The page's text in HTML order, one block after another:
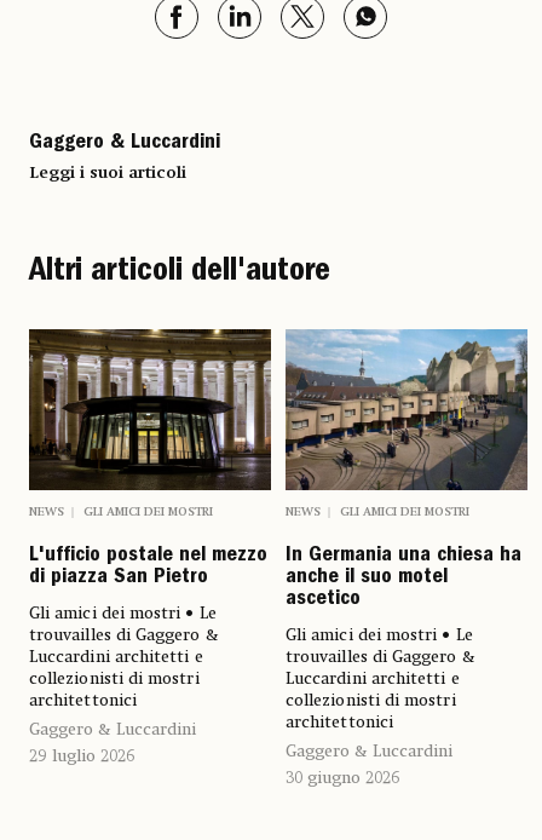
Gaggero & Luccardini
Leggi i suoi articoli
Altri articoli dell'autore
NEWS GLI AMICI DEI MOSTRI
L'ufficio postale nel mezzo
di piazza San Pietro
Gli amici dei mostri • Le
trouvailles di Gaggero &
Luccardini architetti e
collezionisti di mostri
architettonici
Gaggero & Luccardini
29 luglio 2026
NEWS GLI AMICI DEI MOSTRI
In Germania una chiesa ha
anche il suo motel
ascetico
Gli amici dei mostri • Le
trouvailles di Gaggero &
Luccardini architetti e
collezionisti di mostri
architettonici
Gaggero & Luccardini
30 giugno 2026